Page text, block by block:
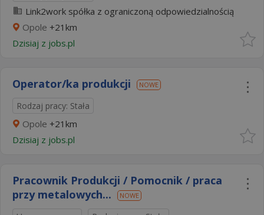
Link2work spółka z ograniczoną odpowiedzialnością
Opole +21km
Dzisiaj z jobs.pl
Operator/ka produkcji NOWE
Rodzaj pracy: Stała
Opole +21km
Dzisiaj z jobs.pl
Pracownik Produkcji / Pomocnik / praca
przy metalowych...
NOWE